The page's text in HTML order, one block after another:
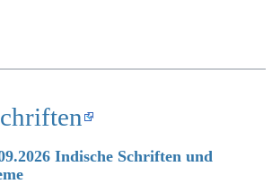
Indische Schriften und